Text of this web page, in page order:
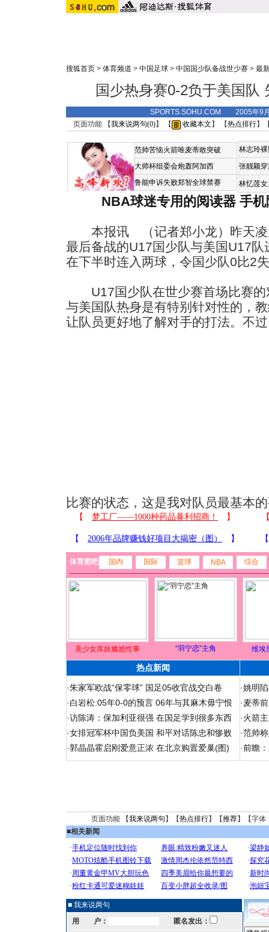
搜狐首页 > 体育频道 > 中国足球 > 中国国少队备战世少赛 > 最
国少热身赛0-2负于美国队
SPORTS.SOHU.COM 2005年9
页面功能 【我来说两句(0)】 【 收藏本文 】 【热点排行】
范帅苦恼火箭唯麦蒂敢突破
大师杯组委会炮轰阿加西
鲁能申诉失败郑智全球禁赛
林志玲
张靓颖
林忆莲
NBA球迷专用的阅读器 手
本报讯 （记者郑小龙）昨天凌
最后备战的U17国少队与美国U17
在下半时连入两球，令国少队0比2
U17国少队在世少赛首场比赛的
与美国队热身是有特别针对性的，
让队员更好地了解对手的打法。 不
比赛的状态，这是我对队员最基本
体育图吧 国内 国际 篮球 NBA 综合
美少女库娃尴尬性事 “羽宁恋”主角 维埃
热点新闻
·朱家军欧战“保零球” 国足05收官战交白卷
·白岩松:05年0-0的预言 06年与其麻木毋宁恨
·访陈涛：保加利亚很强 在国足学到很多东西
·女排冠军杯中国负美国 和平对话陈忠和惨败
·郭晶晶霍启刚爱意正浓 在北京购置爱巢(图)
·姚明
·麦蒂
·火箭
·范帅
·前瞻
页面功能 【我来说两句 】【热点排行】【推荐】【字体
■相关新闻
■ 我来说两句
用 户：
匿名发出：